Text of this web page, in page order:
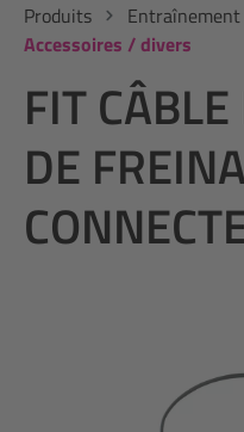
Produits
Accessoires / divers
FIT
DE